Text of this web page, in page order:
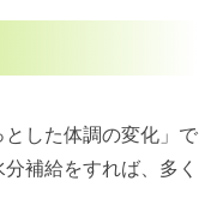
した体調の変化」で
補給をすれば、多く